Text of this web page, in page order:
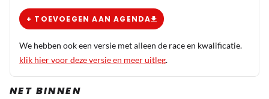
+ TOEVOEGEN AAN AGENDA
We hebben ook een versie met alleen de race en kwalificatie.
klik hier voor deze versie en meer uitleg.
NET BINNEN